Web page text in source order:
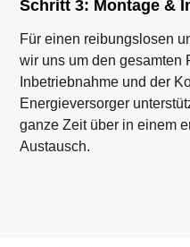
Schritt 3: Montage &
Für einen reibungslosen
wir uns um den gesamten
Inbetriebnahme und der
Energieversorger
ganze Zeit über in einem
Austausch.